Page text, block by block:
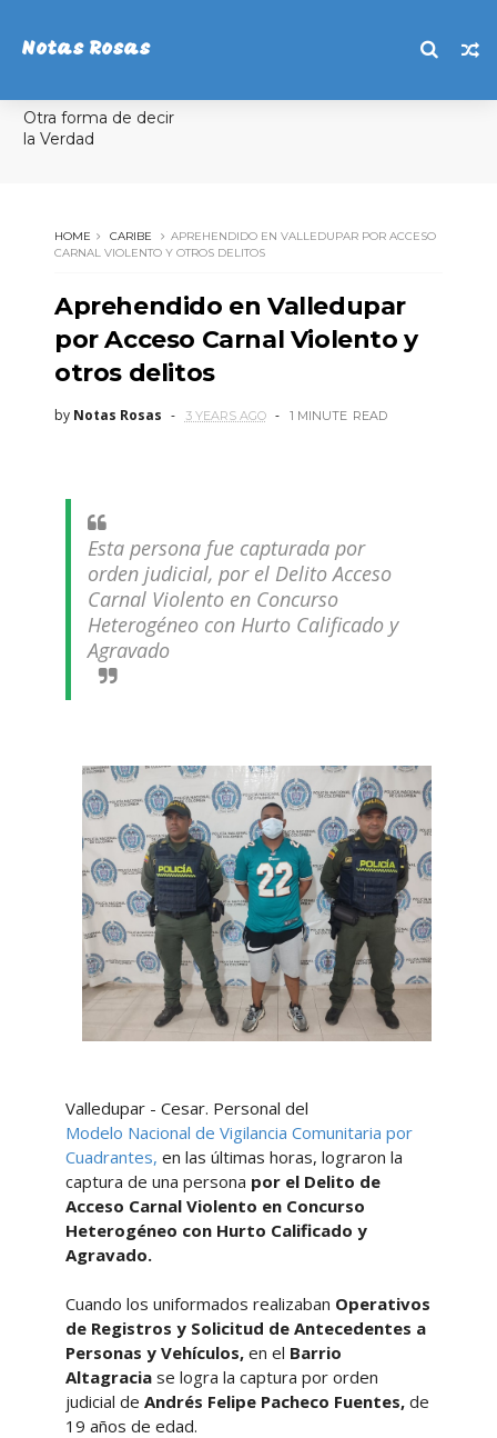
Notas Rosas
Otra forma de decir
la Verdad
HOME CARIBE
APREHENDIDO EN VALLEDUPAR POR ACCESO
CARNAL VIOLENTO Y OTROS DELITOS
Aprehendido en Valledupar
por Acceso Carnal Violento y
otros delitos
by Notas Rosas 3 YEARS AGO 1 MINUTE READ
Esta persona fue capturada por
orden judicial, por el Delito Acceso
Carnal Violento en Concurso
Heterogéneo con Hurto Calificado y
Agravado
Valledupar - Cesar. Personal del
Modelo Nacional de Vigilancia Comunitaria por
Cuadrantes, en las últimas horas, lograron la
captura de una persona por el Delito de
Acceso Carnal Violento en Concurso
Heterogéneo con Hurto Calificado y
Agravado.
Cuando los uniformados realizaban Operativos
de Registros y Solicitud de Antecedentes a
Personas y Vehículos,en el Barrio
Altagraciase logra la captura por orden
judicial de Andrés Felipe Pacheco Fuentes,de
19 años de edad.